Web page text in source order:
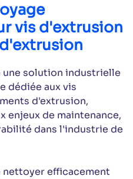
vis d'extrusion
une solution industrielle
dédiée aux vis
d'extrusion,
enjeux de maintenance,
dans l'industrie de
efficacement